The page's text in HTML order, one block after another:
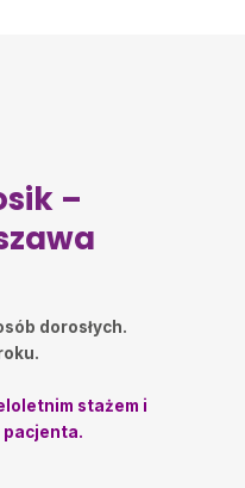
–
dorosłych.
stażem i
pacjenta.